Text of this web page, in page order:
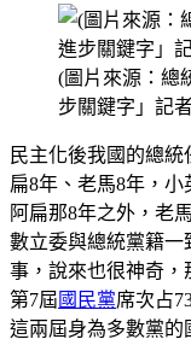
(圖片來源：總
步關鍵字」記
民主化後我國的總
扁8年、老馬8年，
阿扁那8年之外，老
數立委與總統黨籍一
事，說來也很神奇，
第7屆 國民黨席次占
這兩屆身為多數黨的